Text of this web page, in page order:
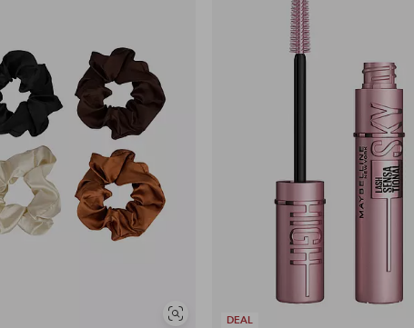
Näytä
DEAL